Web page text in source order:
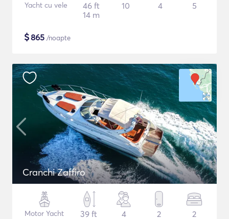
Yacht cu vele
46 ft
14 m
10 4 5
$865 /noapte
Cranchi Zaffiro
Motor Yacht
39 ft
4 2 2